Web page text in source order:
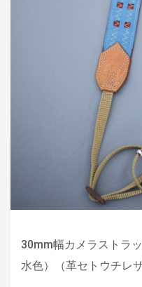
30mm幅カメラストラ
水色）（革セトウチレ